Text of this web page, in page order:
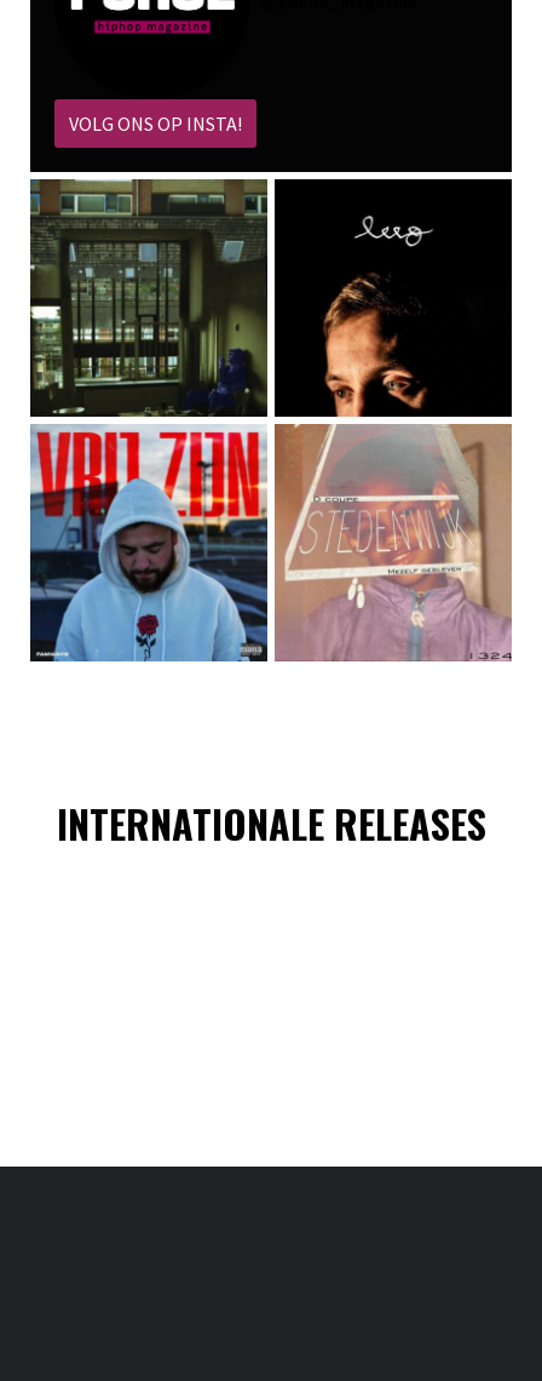
VOLG ONS OP INSTA!
INTERNATIONALE RELEASES